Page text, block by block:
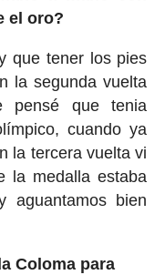
el oro?
que tener los pies
la segunda vuelta
pensé que tenia
cuando ya
la tercera vuelta vi
la medalla estaba
aguantamos bien
Coloma para